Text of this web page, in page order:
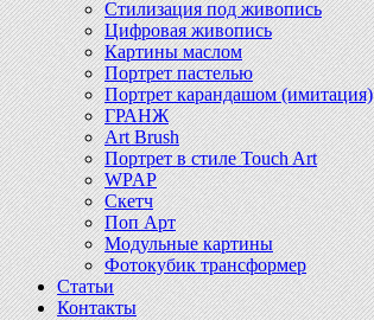
Стилизация под живопись
Цифровая живопись
Картины маслом
Портрет пастелью
Портрет карандашом (имитация)
ГРАНЖ
Art Brush
Портрет в стиле Touch Art
WPAP
Скетч
Поп Арт
Модульные картины
Фотокубик трансформер
Статьи
Контакты